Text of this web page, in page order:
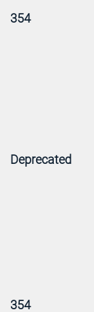
354
Deprecated
354